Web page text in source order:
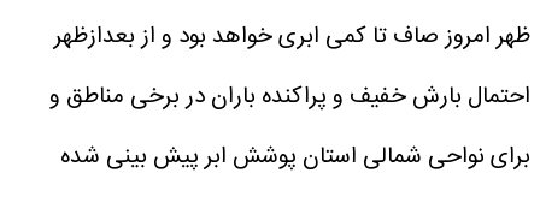
ظهر امروز صاف تا کمی ابری خواهد بود و از بعدازظهر
احتمال بارش خفیف و پراکنده باران در برخی مناطق و
برای نواحی شمالی استان پوشش ابر پیش بینی شده